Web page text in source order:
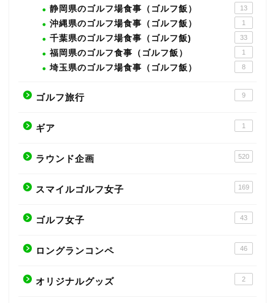
静岡県のゴルフ場食事（ゴルフ飯） 13
沖縄県のゴルフ場食事（ゴルフ飯） 1
千葉県のゴルフ場食事（ゴルフ飯) 33
福岡県のゴルフ食事（ゴルフ飯） 1
埼玉県のゴルフ場食事（ゴルフ飯） 8
ゴルフ旅行 9
ギア 1
ラウンド企画 520
スマイルゴルフ女子 169
ゴルフ女子 43
ロングランコンペ 46
オリジナルグッズ 2